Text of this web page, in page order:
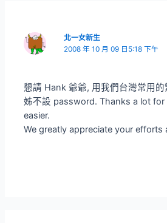
北一女新生
2008 年 10 月 09 日5:18 下午
懇請 Hank 爺爺, 用我們台灣常用
姊不設 password. Thanks a lot for
easier.
We greatly appreciate your efforts